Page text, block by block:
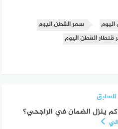
سعر القطن اليوم
قنطار القطن اليوم
السابق
كم ينزل الضمان في الراجحي؟